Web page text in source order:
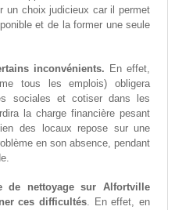
un choix judicieux car il permet
et de la former une seule
inconvénients. En effet,
tous les emplois) obligera
sociales et cotiser dans les
la charge financière pesant
des locaux repose sur une
en son absence, pendant
de nettoyage sur Alfortville
ces difficultés. En effet, en